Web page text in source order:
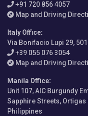
+91 720 856 4057
Map and Driving
Italy Office:
Via Bonifacio Lupi 29,
+39 055 076 3054
Map and Driving
Manila Office:
Unit 107, AIC Burgundy
Sapphire Streets, Ortigas
Philippines